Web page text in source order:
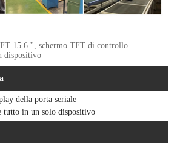
15.6 '', schermo TFT di controllo
dispositivo
della porta seriale
tutto in un solo dispositivo